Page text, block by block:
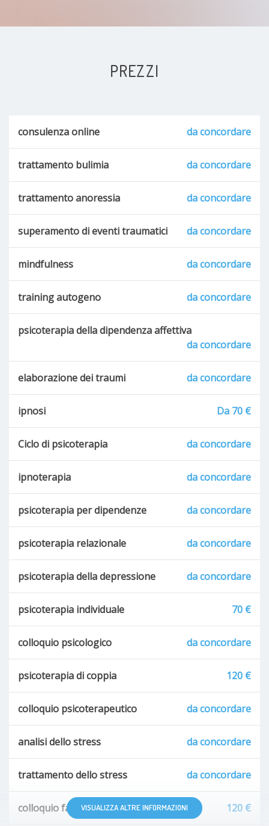
PREZZI
consulenza online da concordare
trattamento bulimia da concordare
trattamento anoressia da concordare
superamento di eventi traumatici da concordare
mindfulness da concordare
training autogeno da concordare
psicoterapia della dipendenza affettiva
da concordare
elaborazione dei traumi da concordare
ipnosi Da 70 €
Ciclo di psicoterapia da concordare
ipnoterapia da concordare
psicoterapia per dipendenze da concordare
psicoterapia relazionale da concordare
psicoterapia della depressione da concordare
psicoterapia individuale 70 €
colloquio psicologico da concordare
psicoterapia di coppia 120 €
colloquio psicoterapeutico da concordare
analisi dello stress da concordare
trattamento dello stress da concordare
colloquio familiare 120 €
VISUALIZZA ALTRE INFORMAZIONI